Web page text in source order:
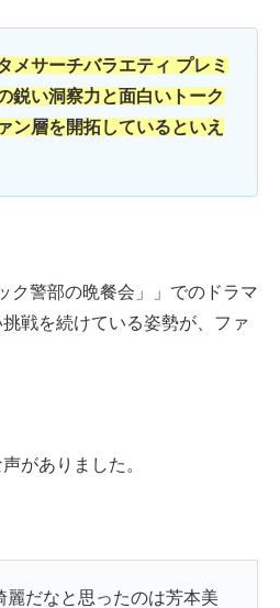
メサーチバラエティ プレミ
鋭い洞察力と面白いトーク
ン層を開拓しているといえ
ク警部の晩餐会」」でのドラマ
戦を続けている姿勢が、ファ
がありました。
麗だなと思ったのは芳本美